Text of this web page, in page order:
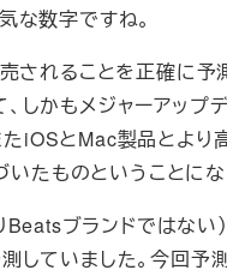
な数字ですね。
れることを正確に予
かもメジャーアップ
たiOSとMac製品とより
たものということにな
ブランドではない
していました。今回予